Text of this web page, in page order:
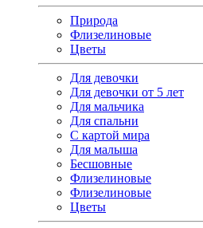
Природа
Флизелиновые
Цветы
Для девочки
Для девочки от 5 лет
Для мальчика
Для спальни
С картой мира
Для малыша
Бесшовные
Флизелиновые
Флизелиновые
Цветы